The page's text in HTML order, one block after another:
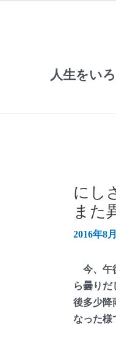
人生をい
にし
また
2016年8
今、午
ら曇りだ
後多少降
なった様